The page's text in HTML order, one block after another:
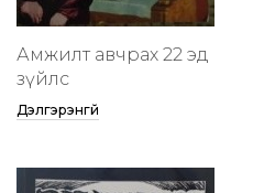
Амжилт авчрах 22 эд
зүйлс
Дэлгэрэнгүй